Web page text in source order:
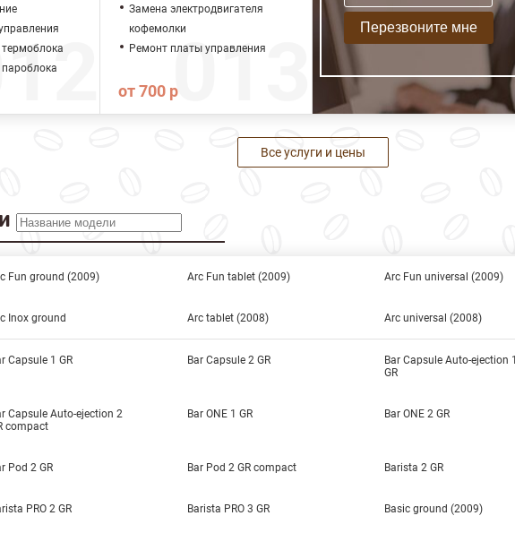
Замена электродвигателя
кофемолки
Ремонт платы управления
от 700 р
Перезвоните мне
Все услуги и цены
Fun ground (2009) Arc Fun tablet (2009) Arc Fun universal (2009)
Inox ground Arc tablet (2008) Arc universal (2008)
Capsule 1 GR Bar Capsule 2 GR
Bar Capsule Auto-ejection 1
GR
Capsule Auto-ejection 2
compact
Bar ONE 1 GR Bar ONE 2 GR
Pod 2 GR Bar Pod 2 GR compact Barista 2 GR
PRO 2 GR Barista PRO 3 GR Basic ground (2009)